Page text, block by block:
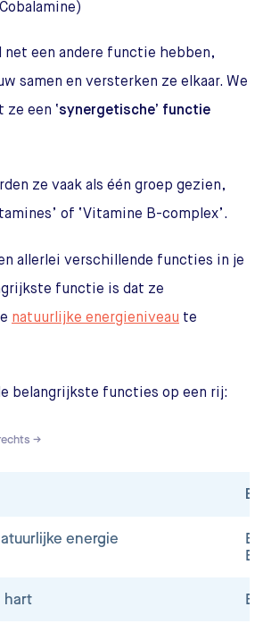
net een andere functie hebben,
samen en versterken ze elkaar. We
ze een ‘synergetische’ functie
ze vaak als één groep gezien,
of ‘Vitamine B-complex’.
allerlei verschillende functies in je
functie is dat ze
natuurlijke energieniveau te
belangrijkste functies op een rij:
→
energie
hart B1